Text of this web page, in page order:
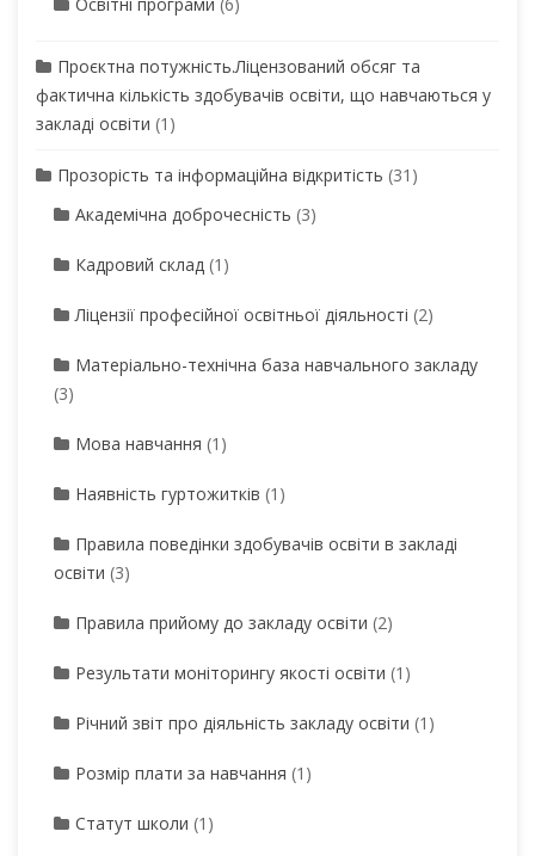
Освітні програми (6)
Проєктна потужність.Ліцензований обсяг та
фактична кількість здобувачів освіти, що навчаються у
закладі освіти (1)
Прозорість та інформаційна відкритість (31)
Академічна доброчесність (3)
Кадровий склад (1)
Ліцензії професійної освітньої діяльності (2)
Матеріально-технічна база навчального закладу
(3)
Мова навчання (1)
Наявність гуртожитків (1)
Правила поведінки здобувачів освіти в закладі
освіти (3)
Правила прийому до закладу освіти (2)
Результати моніторингу якості освіти (1)
Річний звіт про діяльність закладу освіти (1)
Розмір плати за навчання (1)
Статут школи (1)